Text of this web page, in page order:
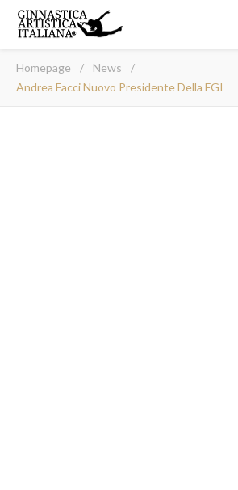
Homepage / News
/
Andrea Facci Nuovo Presidente Della FGI